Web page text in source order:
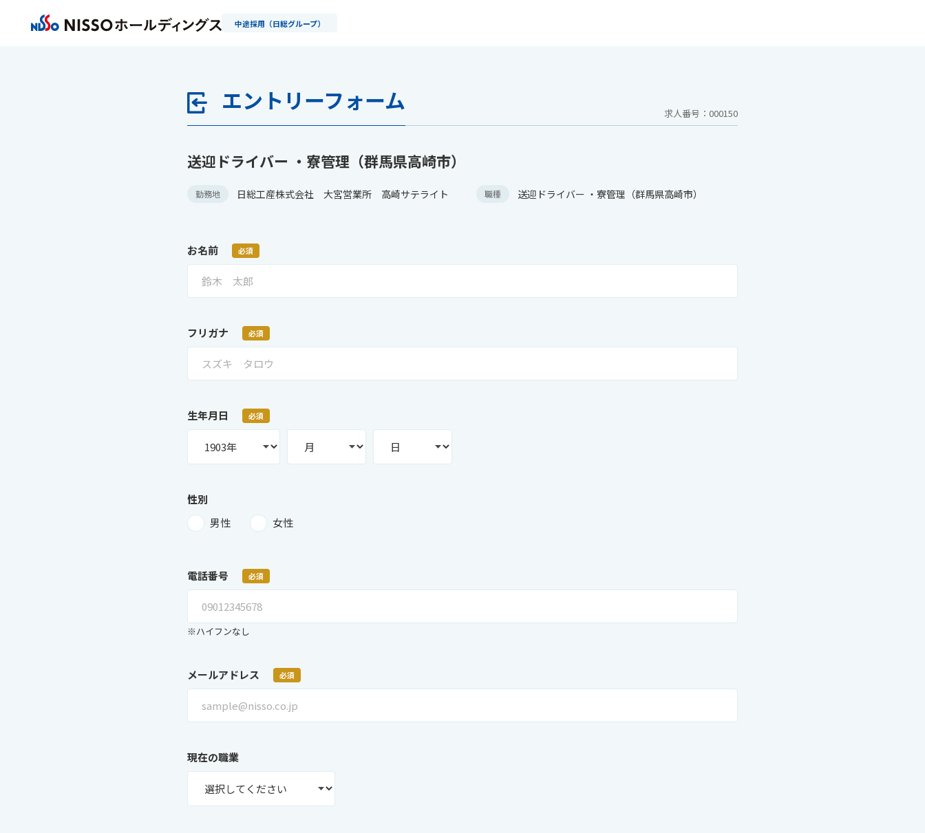
中途採用（日総グループ）
エントリーフォーム 求人番号：000150
送迎ドライバー ・寮管理（群馬県高崎市）
勤務地 日総工産株式会社 大宮営業所 高崎サテライト 職種 送迎ドライバー ・寮管理（群馬県高崎市）
お名前 必須
フリガナ 必須
生年月日 必須
性別
男性
女性
電話番号 必須
※ハイフンなし
メールアドレス 必須
現在の職業